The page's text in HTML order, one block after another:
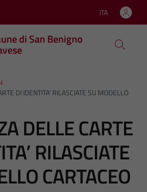
Lingua attiva:
ITA
di San Benigno
DI IDENTITA’ RILASCIATE SU MODELLO
DELLE CARTE
RILASCIATE
CARTACEO